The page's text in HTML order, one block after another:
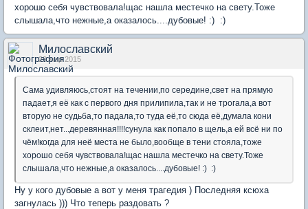
хорошо себя чувствовала!щас нашла местечко на свету.Тоже
слышала,что нежные,а оказалось....дубовые! :) :)
Милославский
29 мар 2015
Сама удивляюсь,стоят на течении,по середине,свет на прямую
падает,я её как с первого дня прилипила,так и не трогала,а вот
вторую не судьба,то падала,то туда её,то сюда её,думала кони
склеит,нет...деревянная!!!!сунула как попало в щель,а ей всё ни по
чём!когда для неё места не было,вообще в тени стояла,тоже
хорошо себя чувствовала!щас нашла местечко на свету.Тоже
слышала,что нежные,а оказалось....дубовые! :) :)
Ну у кого дубовые а вот у меня трагедия ) Последняя ксюха
загнулась ))) Что теперь раздовать ?